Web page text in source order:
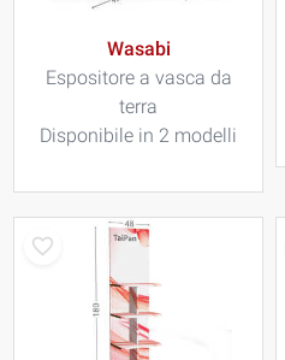
Wasabi
Espositore a vasca da
terra
Disponibile in 2 modelli